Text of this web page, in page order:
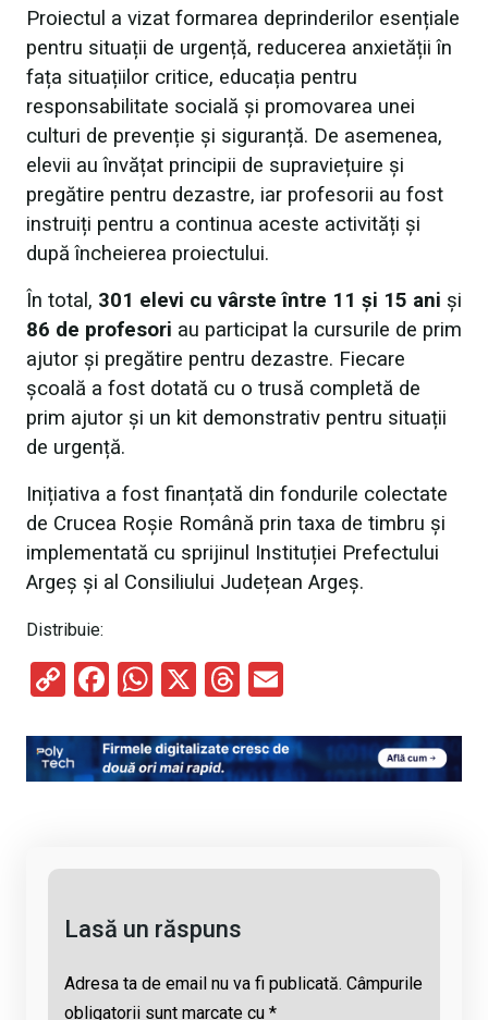
Proiectul a vizat formarea deprinderilor esențiale
pentru situații de urgență, reducerea anxietății în
fața situațiilor critice, educația pentru
responsabilitate socială și promovarea unei
culturi de prevenție și siguranță. De asemenea,
elevii au învățat principii de supraviețuire și
pregătire pentru dezastre, iar profesorii au fost
instruiți pentru a continua aceste activități și
după încheierea proiectului.
În total, 301 elevi cu vârste între 11 și 15 ani și
86 de profesori au participat la cursurile de prim
ajutor și pregătire pentru dezastre. Fiecare
școală a fost dotată cu o trusă completă de
prim ajutor și un kit demonstrativ pentru situații
de urgență.
Inițiativa a fost finanțată din fondurile colectate
de Crucea Roșie Română prin taxa de timbru și
implementată cu sprijinul Instituției Prefectului
Argeș și al Consiliului Județean Argeș.
Distribuie:
C
py
Li
F
ce
b
W
at
s
X
T
e
a
ail
Lasă un răspuns
Adresa ta de email nu va fi publicată. Câmpurile
obligatorii sunt marcate cu *